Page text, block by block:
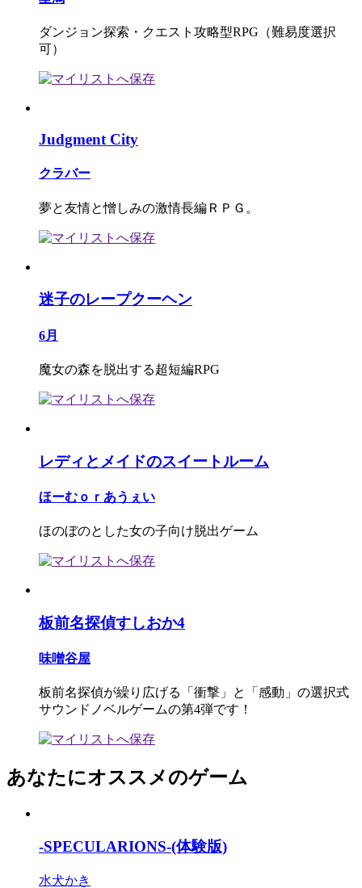
ダンジョン探索・クエスト攻略型RPG（難易度選択
可）
Judgment City
クラバー
夢と友情と憎しみの激情長編ＲＰＧ。
迷子のレープクーヘン
6月
魔女の森を脱出する超短編RPG
レディとメイドのスイートルーム
ほーむｏｒあうぇい
ほのぼのとした女の子向け脱出ゲーム
板前名探偵すしおか4
味噌谷屋
板前名探偵が繰り広げる「衝撃」と「感動」の選択式
サウンドノベルゲームの第4弾です！
あなたにオススメのゲーム
-SPECULARIONS-(体験版)
水犬かき